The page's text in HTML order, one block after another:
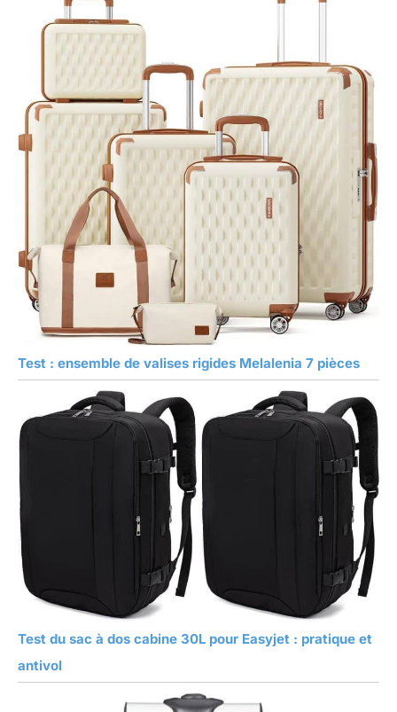
Test : ensemble de valises rigides Melalenia 7 pièces
Test du sac à dos cabine 30L pour Easyjet : pratique et
antivol